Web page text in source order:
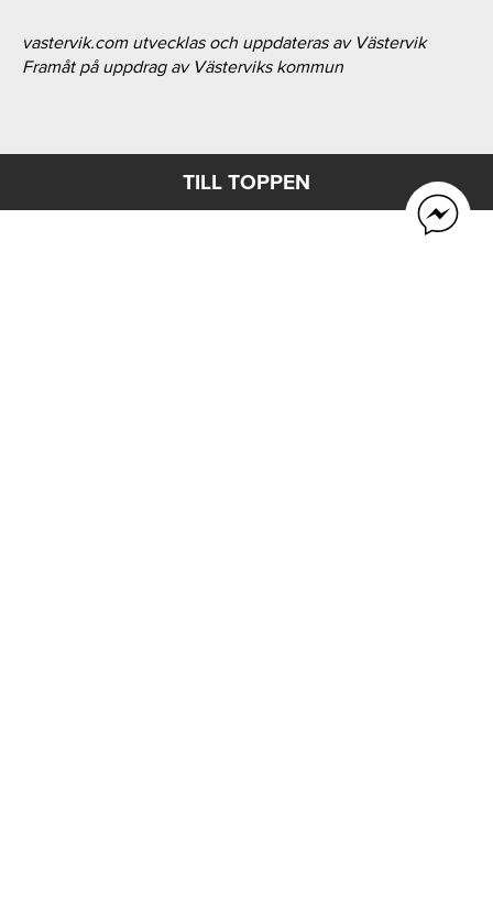
vastervik.com utvecklas och uppdateras av Västervik
Framåt på uppdrag av Västerviks kommun
TILL TOPPEN